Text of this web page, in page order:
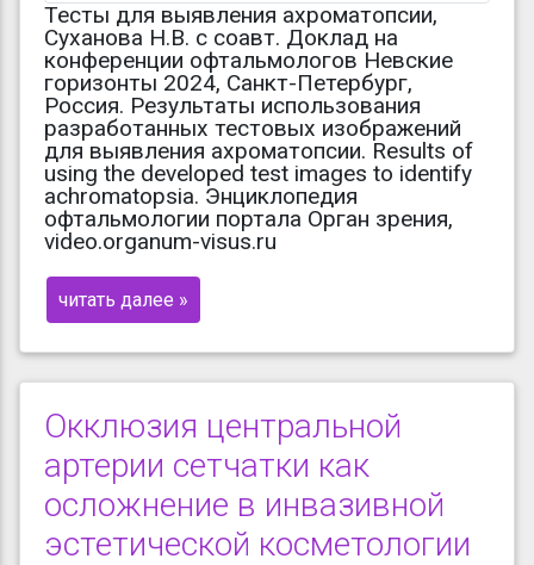
Тесты для выявления ахроматопсии,
Суханова Н.В. с соавт. Доклад на
конференции офтальмологов Невские
горизонты 2024, Санкт-Петербург,
Россия. Результаты использования
разработанных тестовых изображений
для выявления ахроматопсии. Results of
using the developed test images to identify
achromatopsia. Энциклопедия
офтальмологии портала Орган зрения,
video.organum-visus.ru
читать далее »
Окклюзия центральной
артерии сетчатки как
осложнение в инвазивной
эстетической косметологии